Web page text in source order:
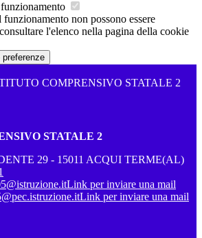
non possono essere
l'elenco nella pagina della cookie
COMPRENSIVO STATALE 2
STATALE 2
29 - 15011 ACQUI TERME(AL)
Link per inviare una mail
Link per inviare una mail